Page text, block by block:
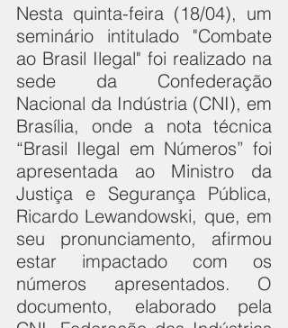
Nesta quinta-feira (18/04), um
seminário intitulado "Combate
ao Brasil Ilegal" foi realizado na
sede da Confederação
Nacional da Indústria (CNI), em
Brasília, onde a nota técnica
“Brasil Ilegal em Números” foi
apresentada ao Ministro da
Justiça e Segurança Pública,
Ricardo Lewandowski, que, em
seu pronunciamento, afirmou
estar impactado com os
números apresentados. O
documento, elaborado pela